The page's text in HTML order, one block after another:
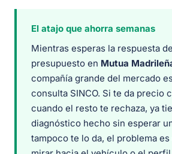
El atajo que ahorra semanas
Mientras esperas la respuesta
presupuesto en Mutua
compañía grande del mercado
consulta SINCO. Si te da precio
cuando el resto te rechaza, ya
diagnóstico hecho sin esperar
tampoco te lo da, el problema